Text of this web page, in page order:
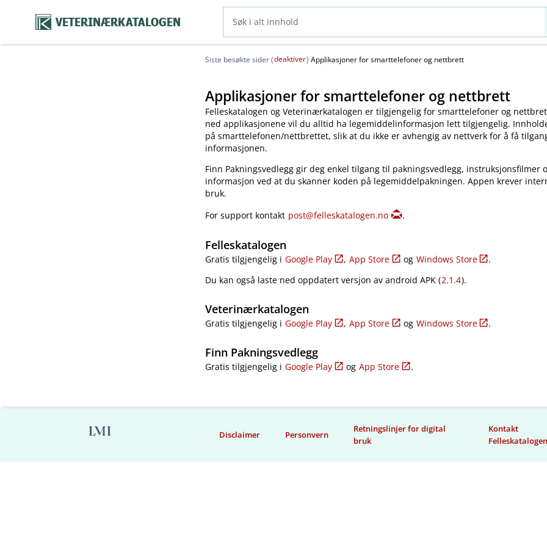
VETERINÆRKATALOGEN
Siste besøkte sider (deaktiver) Applikasjoner for smarttelefoner og nettbrett
Applikasjoner for smarttelefoner og nettbrett
Felleskatalogen og Veterinærkatalogen er tilgjengelig for smarttelefoner og
ned applikasjonene vil du alltid ha legemiddelinformasjon lett tilgjengelig.
på smarttelefonen​/​nettbrettet, slik at du ikke er avhengig av nettverk for å få
informasjonen.
Finn Pakningsvedlegg gir deg enkel tilgang til pakningsvedlegg, instruksjonsfilmer
informasjon ved at du skanner koden på legemiddelpakningen. Appen krever
bruk.
For support kontakt post@felleskatalogen.no .
Felleskatalogen
Gratis tilgjengelig i Google Play , App Store og Windows Store
.
Du kan også laste ned oppdatert versjon av android APK (2.1.4).
Veterinærkatalogen
Gratis tilgjengelig i Google Play , App Store og Windows Store .
Finn Pakningsvedlegg
Gratis tilgjengelig i Google Play og App Store .
Disclaimer Personvern
Retningslinjer for digital
bruk
Kontakt
Felleskatalogen